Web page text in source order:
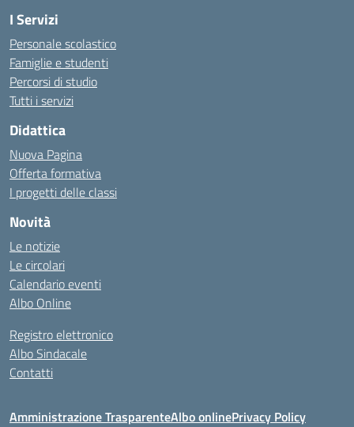
I Servizi
Personale scolastico
Famiglie e studenti
Percorsi di studio
Tutti i servizi
Didattica
Nuova Pagina
Offerta formativa
I progetti delle classi
Novità
Le notizie
Le circolari
Calendario eventi
Albo Online
Registro elettronico
Albo Sindacale
Contatti
Amministrazione TrasparenteAlbo onlinePrivacy Policy